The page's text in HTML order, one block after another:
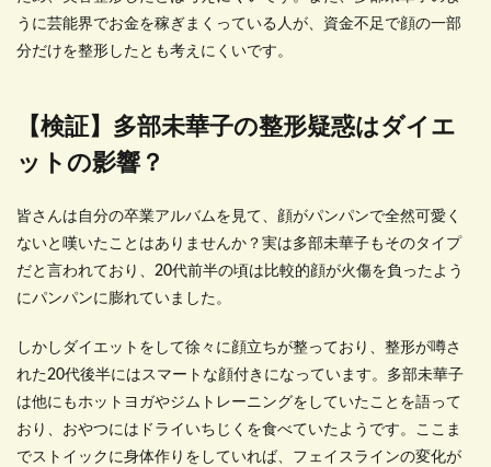
うに芸能界でお金を稼ぎまくっている人が、資金不足で顔の一部
分だけを整形したとも考えにくいです。
【検証】多部未華子の整形疑惑はダイエ
ットの影響？
皆さんは自分の卒業アルバムを見て、顔がパンパンで全然可愛く
ないと嘆いたことはありませんか？実は多部未華子もそのタイプ
だと言われており、20代前半の頃は比較的顔が火傷を負ったよう
にパンパンに膨れていました。
しかしダイエットをして徐々に顔立ちが整っており、整形が噂さ
れた20代後半にはスマートな顔付きになっています。多部未華子
は他にもホットヨガやジムトレーニングをしていたことを語って
おり、おやつにはドライいちじくを食べていたようです。ここま
でストイックに身体作りをしていれば、フェイスラインの変化が